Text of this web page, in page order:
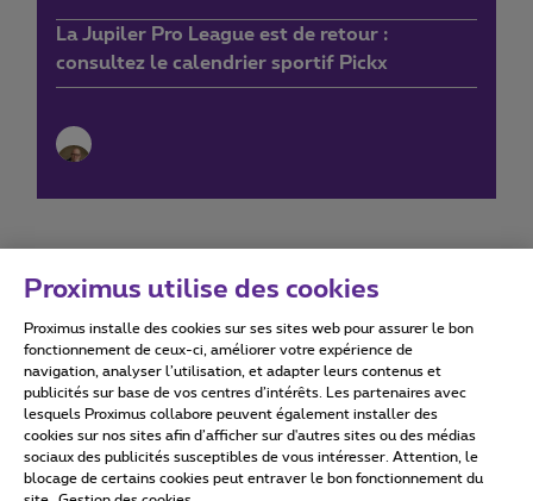
La Jupiler Pro League est de retour :
consultez le calendrier sportif Pickx
Conditions d'utilisation Accessibility statement
Tous droits réservés. © 2026
Proximus utilise des cookies
Proximus installe des cookies sur ses sites web pour assurer le bon
fonctionnement de ceux-ci, améliorer votre expérience de
navigation, analyser l’utilisation, et adapter leurs contenus et
publicités sur base de vos centres d’intérêts. Les partenaires avec
lesquels Proximus collabore peuvent également installer des
cookies sur nos sites afin d’afficher sur d'autres sites ou des médias
sociaux des publicités susceptibles de vous intéresser. Attention, le
blocage de certains cookies peut entraver le bon fonctionnement du